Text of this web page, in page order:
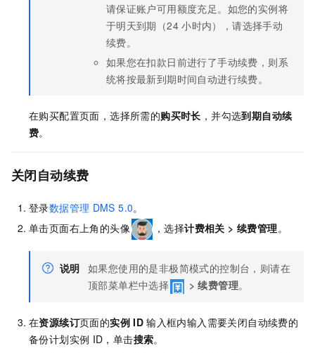
请保证账户可用额度充足。如您的实例将
于明天到期（24 小时内），请选择手动
续费。
如果您在扣款日前进行了手动续费，则系
统将按最新到期时间自动进行续费。
在购买配置页面，选择所需的购买时长 ，并勾选到期自动续
费。
关闭自动续费
登录数据管理 DMS 5.0。
单击页面右上角的头像
，选择计费相关 >续费管理。
说明 如果您使用的是非极简模式的控制台，则请在
顶部菜单栏中选择
>续费管理。
在资源续订页面的实例 ID 输入框内输入需要关闭自动续费的
备份计划实例 ID，单击搜索。